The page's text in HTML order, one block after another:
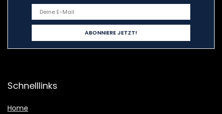
Schnelllinks
Home